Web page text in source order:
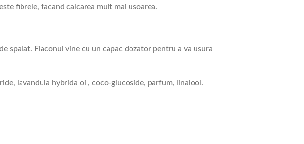
fibrele, facand calcarea mult mai usoarea.
spalat. Flaconul vine cu un capac dozator pentru a va usura
lavandula hybrida oil, coco-glucoside, parfum, linalool.